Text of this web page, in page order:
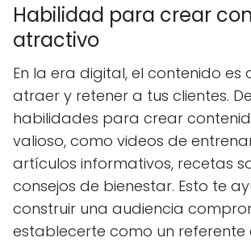
Habilidad para crear
atractivo
En la era digital, el contenido es
atraer y retener a tus clientes.
habilidades para crear
valioso, como videos de
artículos informativos, recetas
consejos de bienestar. Esto te
construir una audiencia
establecerte como un referente